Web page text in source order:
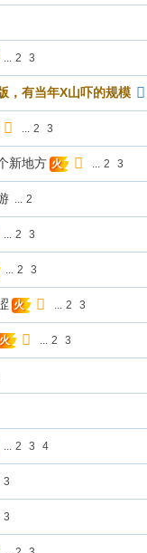
... 2 3
，有当年X山吓的规模
... 2 3
新地方 火 ... 2 3
... 2
... 2 3
... 2 3
火 ... 2 3
火 ... 2 3
... 2 3 4
3
3